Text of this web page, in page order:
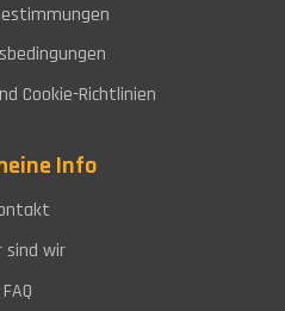
Cookie-Richtlinien
Info
sind wir
FAQ